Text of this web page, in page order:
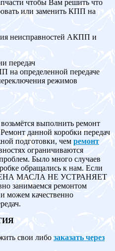
чтобы Вам решить что
или заменить КПП на
неисправностей АКПП и
передач
на определенной передаче
режимов
выполнить ремонт
данной коробки передач
подготовки, чем ремонт
ограничиваются
Было много случаев
обращались к нам. Если
МАСЛА НЕ УСТРАНЯЕТ
ремонтом
можем качественно
свои либо заказать через